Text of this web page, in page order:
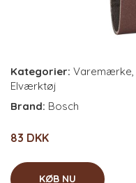
Kategorier: Varemærke,
Elværktøj
Brand: Bosch
83 DKK
KØB NU